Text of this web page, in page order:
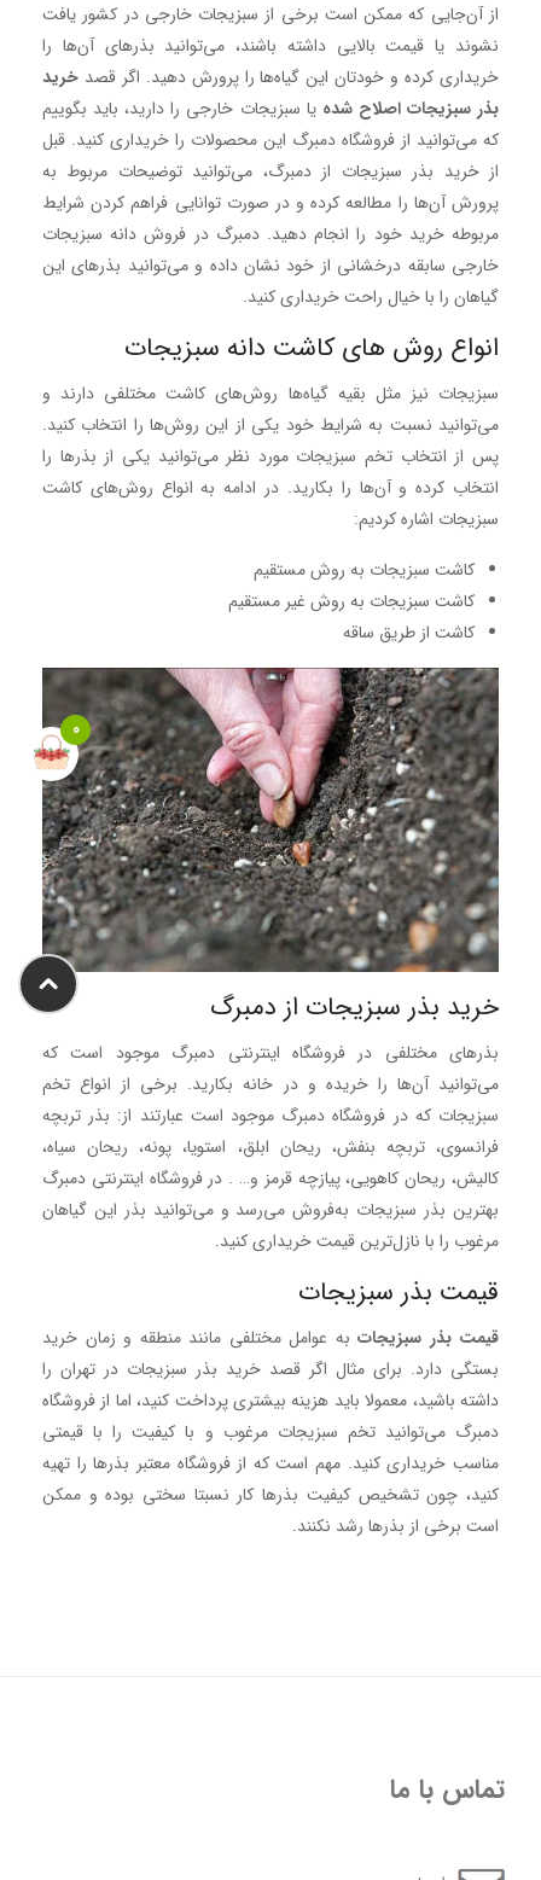
از آن‌جایی که ممکن است برخی از سبزیجات خارجی در کشور یافت
نشوند یا قیمت بالایی داشته باشند، می‌توانید بذرهای آن‌ها را
خریداری کرده و خودتان این گیاه‌ها را پرورش دهید. اگر قصد خرید
بذر سبزیجات اصلاح شده یا سبزیجات خارجی را دارید، باید بگوییم
که می‌توانید از فروشگاه دمبرگ این محصولات را خریداری کنید. قبل
از خرید بذر سبزیجات از دمبرگ، می‌توانید توضیحات مربوط به
پرورش آن‌ها را مطالعه کرده و در صورت توانایی فراهم کردن شرایط
مربوطه خرید خود را انجام دهید. دمبرگ در فروش دانه سبزیجات
خارجی سابقه درخشانی از خود نشان داده و می‌توانید بذرهای این
گیاهان را با خیال راحت خریداری کنید.
انواع روش های کاشت دانه سبزیجات
سبزیجات نیز مثل بقیه گیا‌ه‌ها روش‌های کاشت مختلفی دارند و
می‌توانید نسبت به شرایط خود یکی از این روش‌ها را انتخاب کنید.
پس از انتخاب تخم سبزیجات مورد نظر می‌توانید یکی از بذرها را
انتخاب کرده و آن‌ها را بکارید. در ادامه به انواع روش‌های کاشت
سبزیجات اشاره کردیم:
کاشت سبزیجات به روش مستقیم
کاشت سبزیجات به روش غیر مستقیم
کاشت از طریق ساقه
خرید بذر سبزیجات از دمبرگ
بذرهای مختلفی در فروشگاه اینترنتی دمبرگ موجود است که
می‌توانید آن‌ها را خریده و در خانه بکارید. برخی از انواع تخم
سبزیجات که در فروشگاه دمبرگ موجود است عبارتند از: بذر تربچه
فرانسوی، تربچه بنفش، ریحان ابلق، استویا، پونه، ریحان سیاه،
کالیش، ریحان کاهویی، پیازچه قرمز و… . در فروشگاه اینترنتی دمبرگ
بهترین بذر سبزیجات به‌فروش می‌رسد و می‌توانید بذر این گیاهان
مرغوب را با نازل‌ترین قیمت خریداری کنید.
قیمت بذر سبزیجات
قیمت بذر سبزیجات به عوامل مختلفی مانند منطقه و زمان خرید
بستگی دارد. برای مثال اگر قصد خرید بذر سبزیجات در تهران را
داشته باشید، معمولا باید هزینه بیشتری پرداخت کنید، اما از فروشگاه
دمبرگ می‌توانید تخم سبزیجات مرغوب و با کیفیت را با قیمتی
مناسب خریداری کنید. مهم است که از فروشگاه معتبر بذرها را تهیه
کنید، چون تشخیص کیفیت بذرها کار نسبتا سختی بوده و ممکن
است برخی از بذرها رشد نکنند.
تماس با ما
0